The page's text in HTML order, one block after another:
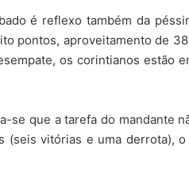
é reflexo também da
pontos, aproveitamento de
os corintianos estão
se que a tarefa do mandante
(seis vitórias e uma derrota),